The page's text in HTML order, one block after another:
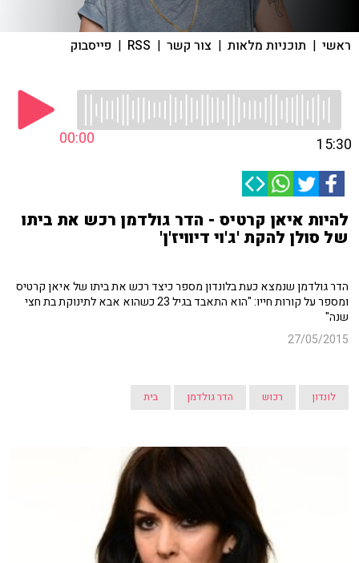
ראשי | תוכניות מלאות | צור קשר |
RSS
| פייסבוק
00:00 15:30
להיות איאן קרטיס - הדר גולדמן רכש את ביתו
של סולן להקת 'ג'וי דיוויז'ן'
הדר גולדמן שנמצא כעת בלונדון מספר כיצד רכש את ביתו של איאן קרטיס
ומספר על קורות חייו: "הוא התאבד בגיל 23 כשהוא אבא לתינוקת בת חצי
שנה"
27/05/2015
לונדון רכוש הדר גולדמן בית